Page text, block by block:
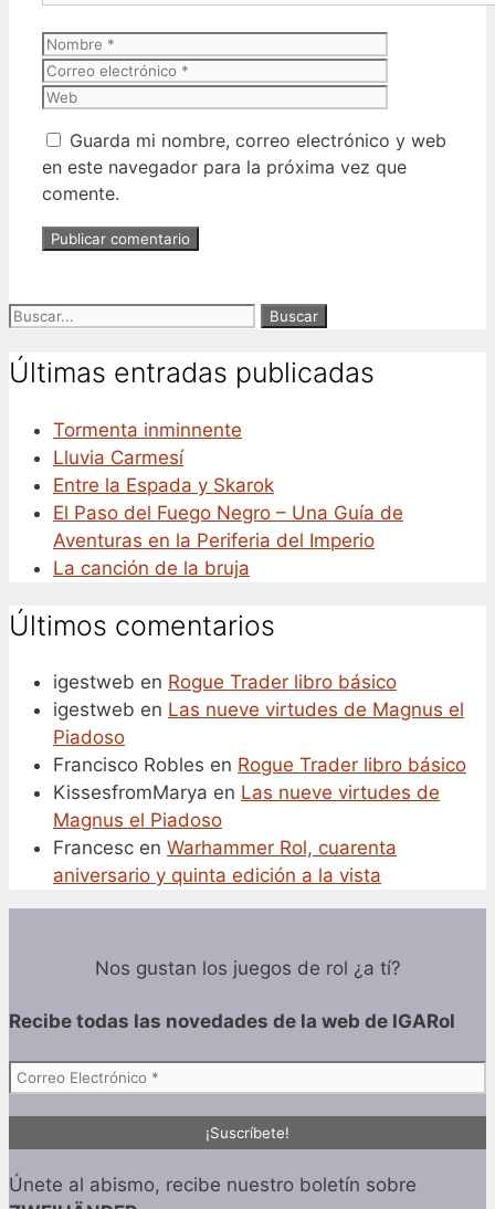
Nombre
Guarda mi nombre, correo electrónico y web
en este navegador para la próxima vez que
comente.
Buscar:
Últimas entradas publicadas
Tormenta inminnente
Lluvia Carmesí
Entre la Espada y Skarok
El Paso del Fuego Negro – Una Guía de
Aventuras en la Periferia del Imperio
La canción de la bruja
Últimos comentarios
igestweb en Rogue Trader libro básico
igestweb en Las nueve virtudes de Magnus el
Piadoso
Francisco Robles en Rogue Trader libro básico
KissesfromMarya en Las nueve virtudes de
Magnus el Piadoso
Francesc en Warhammer Rol, cuarenta
aniversario y quinta edición a la vista
Nos gustan los juegos de rol ¿a tí?
Recibe todas las novedades de la web de IGARol
Únete al abismo, recibe nuestro boletín sobre